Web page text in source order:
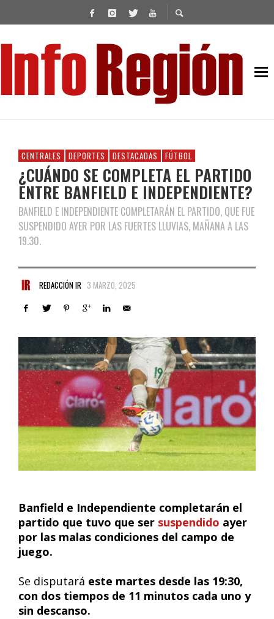
CENTRALES DEPORTES DESTACADAS FÚTBOL
¿CUÁNDO SE COMPLETA EL PARTIDO
ENTRE BANFIELD E INDEPENDIENTE?
BANFIELD E INDEPENDIENTE COMPLETARÁN EL PARTIDO, QUE FUE
SUSPENDIDO AYER POR LAS FUERTES LLUVIAS, MAÑANA A LAS
19.30.
REDACCIÓN IR 3 MARZO, 2025
Banfield e Independiente completarán el
partido que tuvo que ser suspendido ayer
por las malas condiciones del campo de
juego.
Se disputará este martes desde las 19:30,
con dos tiempos de 11 minutos cada uno y
sin descanso.